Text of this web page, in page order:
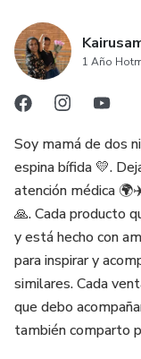
1 Año
Soy mamá de dos
espina bífida 💛.
atención médica
🙏. Cada producto
y está hecho con
para inspirar y
similares. Cada
que debo
también comparto